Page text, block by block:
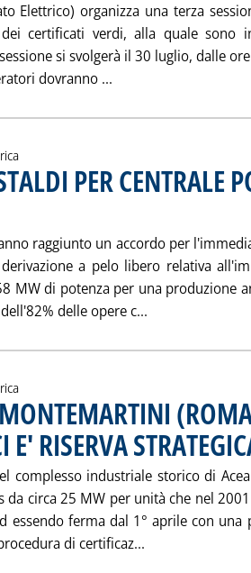
Elettrico) organizza una terza
certificati verdi, alla quale sono
si svolgerà il 30 luglio, dalle
dovranno ...
PER CENTRALE
raggiunto un accordo per
a pelo libero relativa
MW di potenza per una produzione
delle opere c...
E' RISERVA
complesso industriale storico di
da circa 25 MW per unità che nel
essendo ferma dal 1° aprile con una
di certificaz...